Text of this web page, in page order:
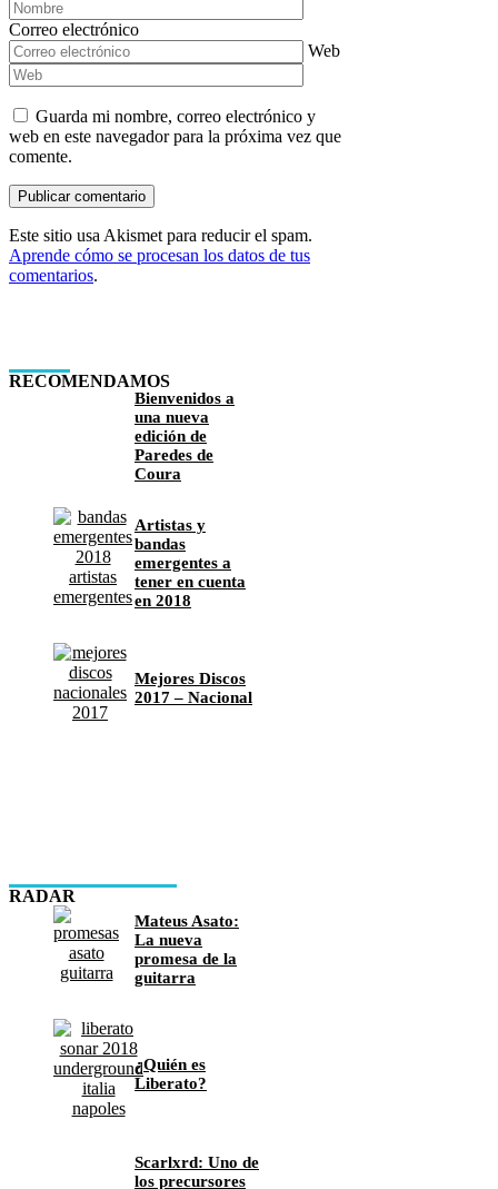
Correo electrónico
Web
Guarda mi nombre, correo electrónico y
web en este navegador para la próxima vez que
comente.
Este sitio usa Akismet para reducir el spam.
Aprende cómo se procesan los datos de tus
comentarios.
RECOMENDAMOS
Bienvenidos a
una nueva
edición de
Paredes de
Coura
Artistas y
bandas
emergentes a
tener en cuenta
en 2018
Mejores Discos
2017 – Nacional
RADAR
Mateus Asato:
La nueva
promesa de la
guitarra
¿Quién es
Liberato?
Scarlxrd: Uno de
los precursores